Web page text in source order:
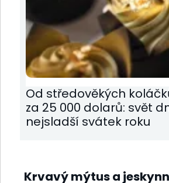
Od středověkých
za 25 000 dolarů: svět
nejsladší svátek roku
Krvavý mýtus a